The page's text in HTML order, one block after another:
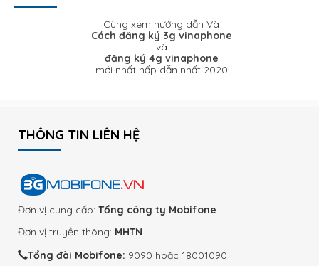
Cùng xem hướng dẫn Và
Cách đăng ký 3g vinaphone
và
đăng ký 4g vinaphone
mới nhất hấp dẫn nhất 2020
THÔNG TIN LIÊN HỆ
Đơn vị cung cấp: Tổng công ty Mobifone
Đơn vị truyền thông: MHTN
Tổng đài Mobifone: 9090 hoặc 18001090